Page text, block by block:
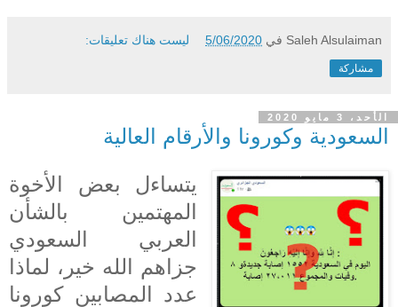
Saleh Alsulaiman في 5/06/2020 ليست هناك تعليقات:
مشاركة
الأحد، 3 مايو 2020
السعودية وكورونا والأرقام العالية
يتساءل بعض الأخوة
المهتمين بالشأن
العربي السعودي
جزاهم الله خير، لماذا
عدد المصابين كورونا